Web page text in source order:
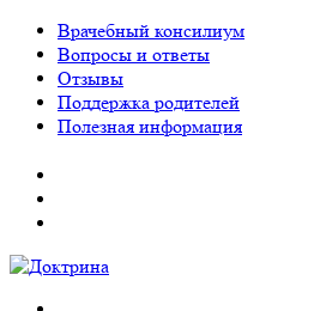
Врачебный консилиум
Вопросы и ответы
Отзывы
Поддержка родителей
Полезная информация